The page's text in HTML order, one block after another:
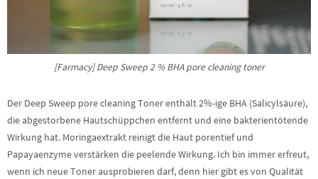
[Farmacy] Deep Sweep 2 % BHA pore cleaning toner
Der Deep Sweep pore cleaning Toner enthält 2%-ige BHA (Salicylsäure),
die abgestorbene Hautschüppchen entfernt und eine bakterientötende
Wirkung hat. Moringaextrakt reinigt die Haut porentief und
Papayaenzyme verstärken die peelende Wirkung. Ich bin immer erfreut,
wenn ich neue Toner ausprobieren darf, denn hier gibt es von Qualität